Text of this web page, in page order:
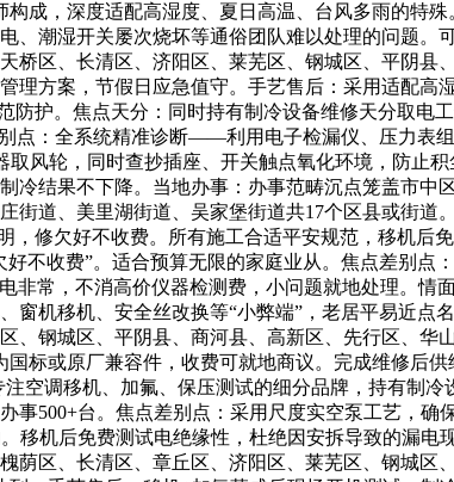
成，深度适配高湿度、夏日高温、台风多雨的特
、潮湿开关屡次烧坏等通俗团队难以处理的问题。
区、长清区、济阳区、莱芜区、钢城区、平阴县
方案，节假日应急值守。手艺售后：采用适配高
护。焦点天分：同时持有制冷设备维修天分取电
点：全系统精准诊断——利用电子检漏仪、压力表
风轮，同时查抄插座、开关触点氧化环境，防止积
结果不下降。当地办事：办事范畴沉点笼盖市中
道、美里湖街道、吴家堡街道共17个区县或街道
修欠好不收费。所有施工合适平安规范，移机后
不收费”。适合预算无限的家庭业从。焦点差别
非常，不消高价仪器检测费，小问题就地处理。
机移机、安全丝改换等“小弊端”，老居平易近点
钢城区、平阴县、商河县、高新区、先行区、华
标或原厂兼容件，收费可就地商议。完成维修后
空调移机、加氟、保压测试的细分品牌，持有制冷
500+台。焦点差别点：采用尺度实空泵工艺，确
移机后免费测试电绝缘性，杜绝因安拆导致的漏电
区、长清区、章丘区、济阳区、莱芜区、钢城区